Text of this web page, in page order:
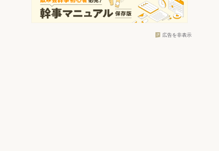
広告を非表示